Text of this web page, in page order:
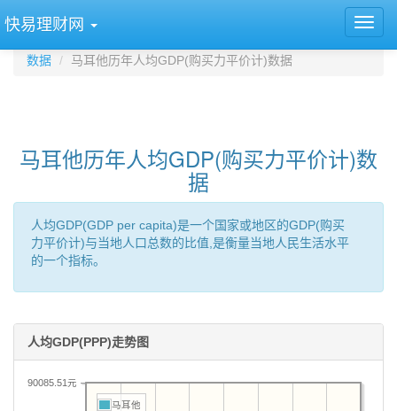
快易理财网
数据 马耳他历年人均GDP(购买力平价计)数据
马耳他历年人均GDP(购买力平价计)数
据
人均GDP(GDP per capita)是一个国家或地区的GDP(购买
力平价计)与当地人口总数的比值,是衡量当地人民生活水平
的一个指标。
人均GDP(PPP)走势图
90085.51元
马耳他